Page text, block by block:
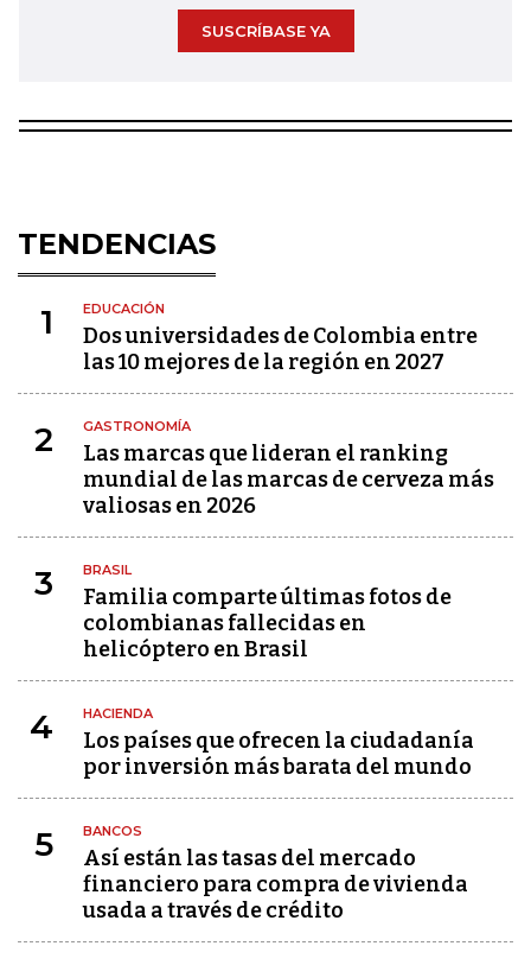
SUSCRÍBASE YA
TENDENCIAS
1 EDUCACIÓN
Dos universidades de Colombia entre
las 10 mejores de la región en 2027
2 GASTRONOMÍA
Las marcas que lideran el ranking
mundial de las marcas de cerveza más
valiosas en 2026
3 BRASIL
Familia comparte últimas fotos de
colombianas fallecidas en
helicóptero en Brasil
4 HACIENDA
Los países que ofrecen la ciudadanía
por inversión más barata del mundo
5 BANCOS
Así están las tasas del mercado
financiero para compra de vivienda
usada a través de crédito